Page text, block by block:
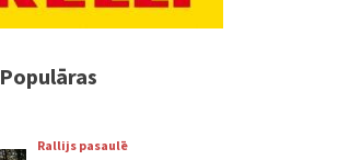
Populāras
Rallijs pasaulē